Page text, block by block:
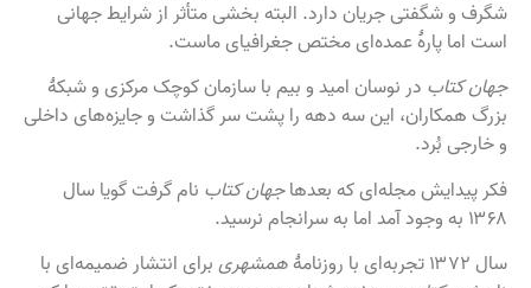
شگرف و شگفتی جریان دارد. البته بخشی متأثر از شرایط جهانی
است اما پارهٔ عمده‌ای مختص جغرافیای ماست.
جهان کتاب در نوسان امید و بیم با سازمان کوچک مرکزی و شبکهٔ
بزرگ همکاران، این سه دهه را پشت سر گذاشت و جایزه‌های داخلی
و خارجی بُرد.
فکر پیدایش مجله‌ای که بعدهاجهان کتاب نام گرفت گویا سال
۱۳۶۸ به وجود آمد اما به سرانجام نرسید.
سال ۱۳۷۲ تجربه‌ای با روزنامهٔ
همشهری برای انتشار ضمیمه‌ای با